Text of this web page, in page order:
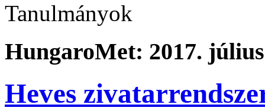
Tanulmányok
HungaroMet: 2017.
Heves